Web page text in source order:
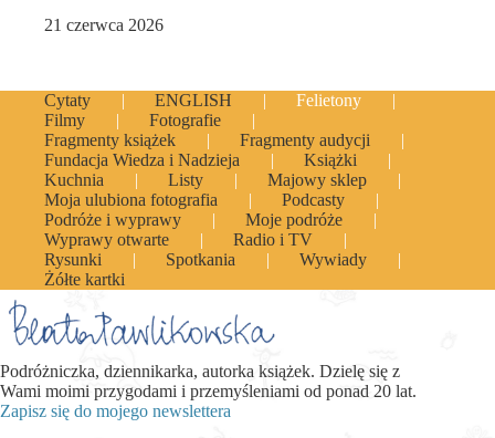
21 czerwca 2026
Cytaty ENGLISH
Felietony
Filmy
Fotografie
Fragmenty książek
Fragmenty audycji
Fundacja Wiedza i Nadzieja
Książki
Kuchnia
Listy
Majowy sklep
Moja ulubiona fotografia
Podcasty
Podróże i wyprawy
Moje podróże
Wyprawy otwarte
Radio i TV
Rysunki
Spotkania
Wywiady
Żółte kartki
Podróżniczka, dziennikarka, autorka książek. Dzielę się z
Wami moimi przygodami i przemyśleniami od ponad 20 lat.
Zapisz się do mojego newslettera